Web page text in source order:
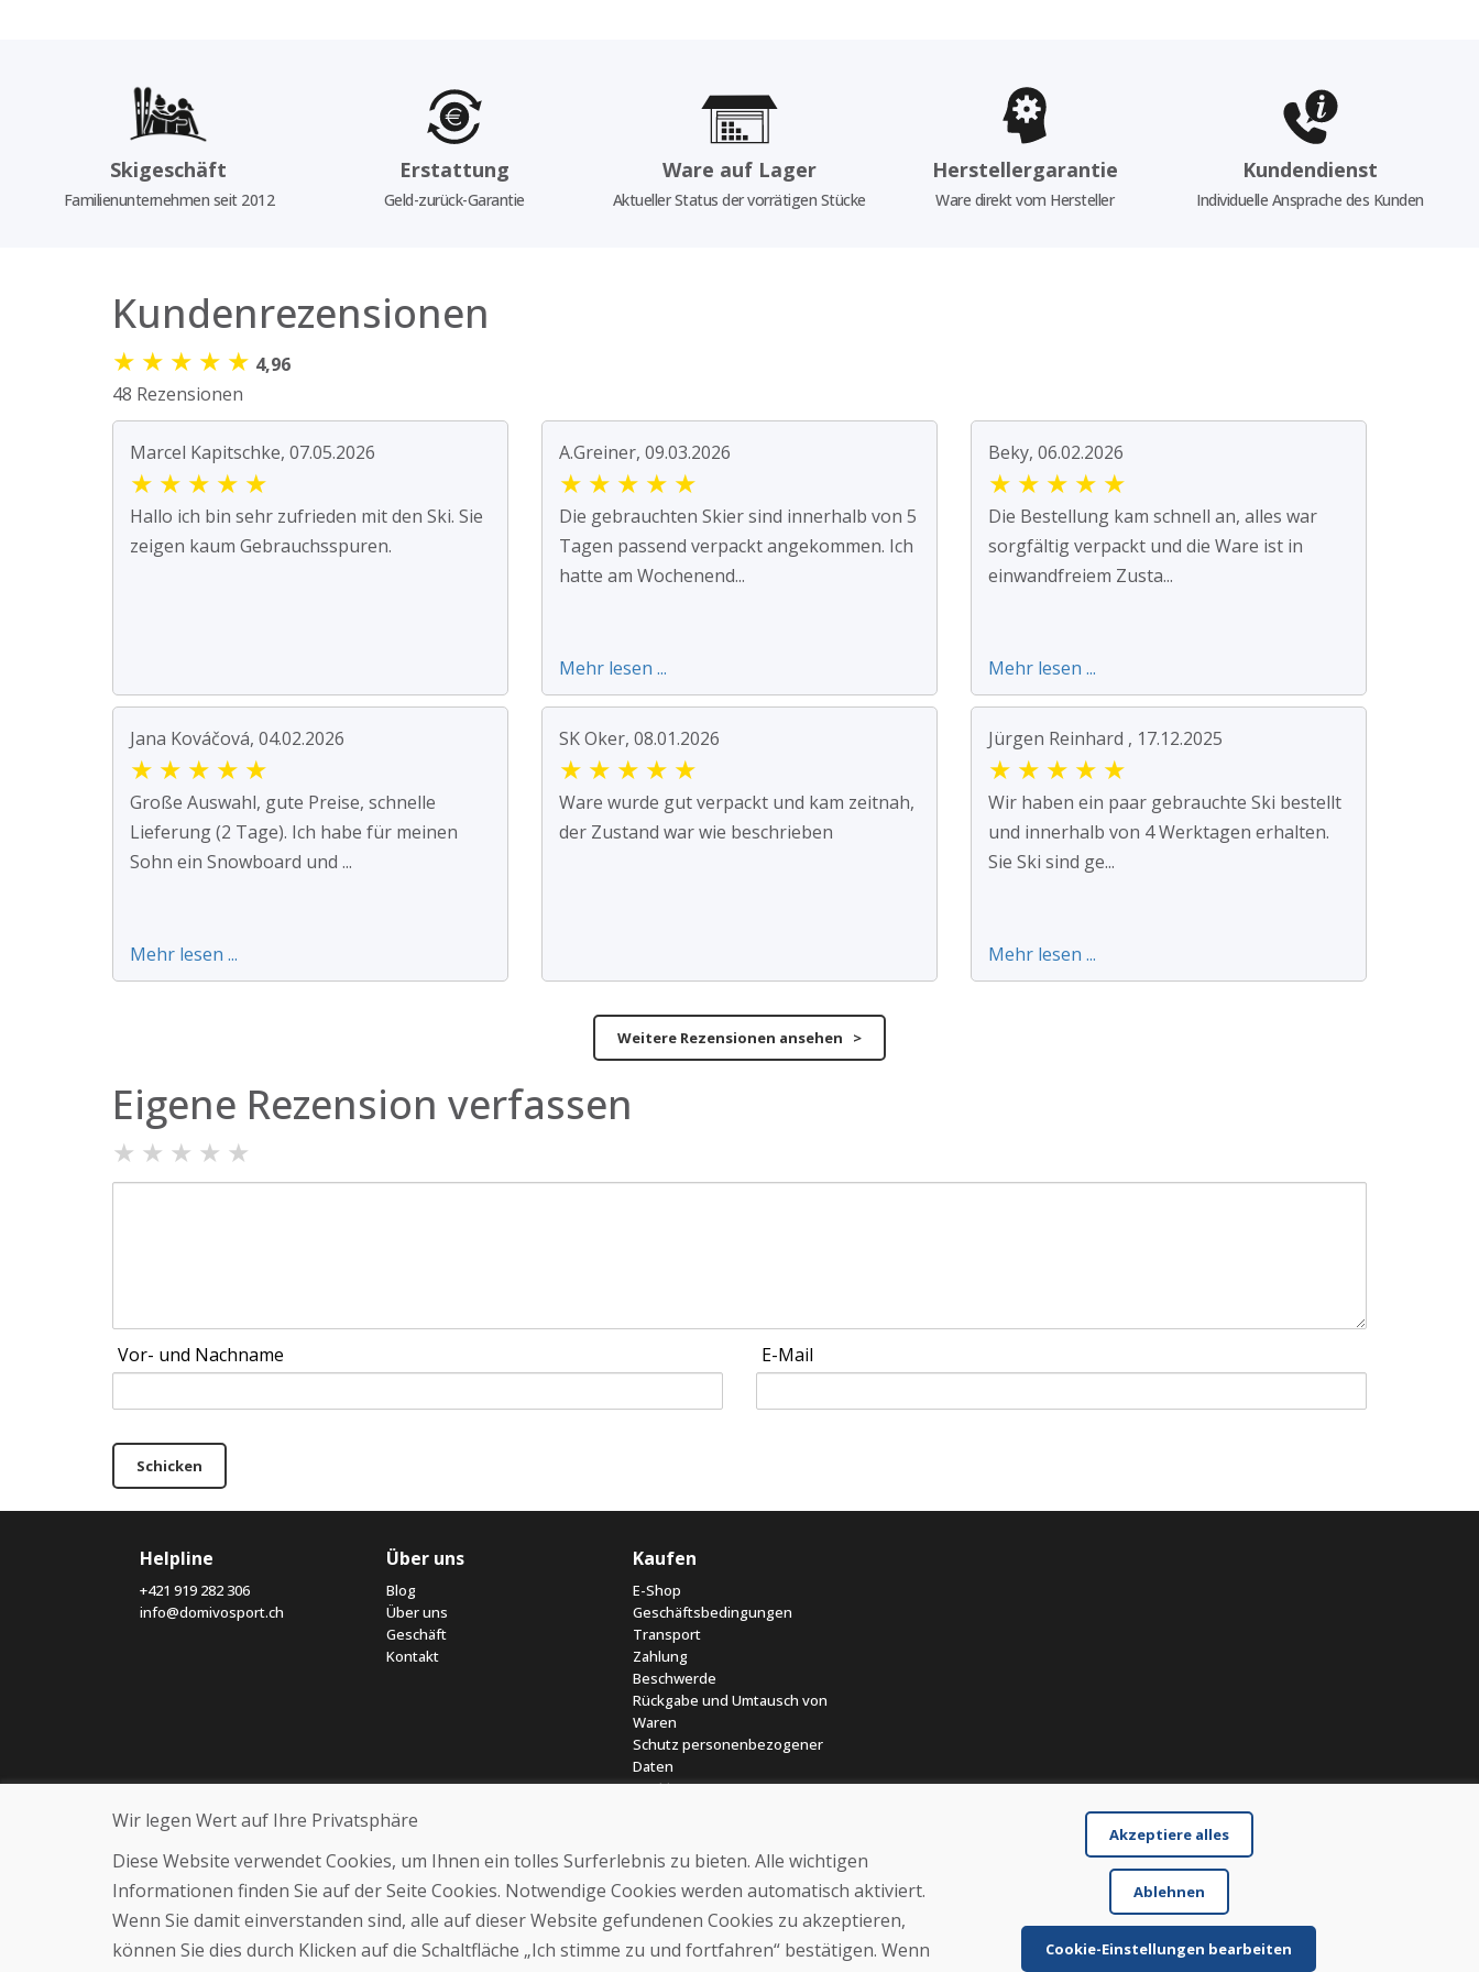
Skigeschäft
Familienunternehmen seit 2012
Erstattung
Geld-zurück-Garantie
Ware auf Lager
Aktueller Status der vorrätigen Stücke
Herstellergarantie
Ware direkt vom Hersteller
Kundendienst
Individuelle Ansprache des Kunden
Kundenrezensionen
★ ★ ★ ★ ★ 4,96
48 Rezensionen
Marcel Kapitschke, 07.05.2026
★ ★ ★ ★ ★
Hallo ich bin sehr zufrieden mit den Ski. Sie
zeigen kaum Gebrauchsspuren.
A.Greiner, 09.03.2026
★ ★ ★ ★ ★
Die gebrauchten Skier sind innerhalb von 5
Tagen passend verpackt angekommen. Ich
hatte am Wochenend...
Mehr lesen ...
Beky, 06.02.2026
★ ★ ★ ★ ★
Die Bestellung kam schnell an, alles war
sorgfältig verpackt und die Ware ist in
einwandfreiem Zusta...
Mehr lesen ...
Jana Kováčová, 04.02.2026
★ ★ ★ ★ ★
Große Auswahl, gute Preise, schnelle
Lieferung (2 Tage). Ich habe für meinen
Sohn ein Snowboard und ...
Mehr lesen ...
SK Oker, 08.01.2026
★ ★ ★ ★ ★
Ware wurde gut verpackt und kam zeitnah,
der Zustand war wie beschrieben
Jürgen Reinhard , 17.12.2025
★ ★ ★ ★ ★
Wir haben ein paar gebrauchte Ski bestellt
und innerhalb von 4 Werktagen erhalten.
Sie Ski sind ge...
Mehr lesen ...
Weitere Rezensionen ansehen >
Eigene Rezension verfassen
★ ★ ★ ★ ★
Vor- und Nachname E-Mail
Schicken
Helpline
+421 919 282 306
info@domivosport.ch
Über uns
Blog
Über uns
Geschäft
Kontakt
Kaufen
E-Shop
Geschäftsbedingungen
Transport
Zahlung
Beschwerde
Rückgabe und Umtausch von
Waren
Schutz personenbezogener
Daten
Cookies
Wir legen Wert auf Ihre Privatsphäre
Diese Website verwendet Cookies, um Ihnen ein tolles Surferlebnis zu bieten. Alle wichtigen
Informationen finden Sie auf der Seite Cookies. Notwendige Cookies werden automatisch aktiviert.
Wenn Sie damit einverstanden sind, alle auf dieser Website gefundenen Cookies zu akzeptieren,
können Sie dies durch Klicken auf die Schaltfläche „Ich stimme zu und fortfahren“ bestätigen. Wenn
Akzeptiere alles
Ablehnen
Cookie-Einstellungen bearbeiten